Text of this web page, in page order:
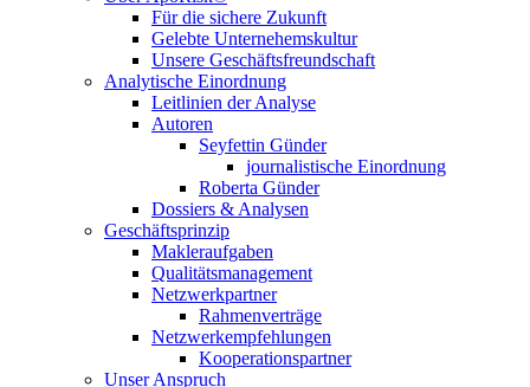
Für die sichere Zukunft
Gelebte Unternehemskultur
Unsere Geschäftsfreundschaft
Analytische Einordnung
Leitlinien der Analyse
Autoren
Seyfettin Günder
journalistische Einordnung
Roberta Günder
Dossiers & Analysen
Geschäftsprinzip
Makleraufgaben
Qualitätsmanagement
Netzwerkpartner
Rahmenverträge
Netzwerkempfehlungen
Kooperationspartner
Unser Anspruch